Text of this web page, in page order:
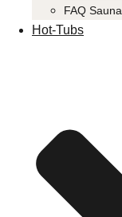
FAQ Sauna
Hot-Tubs